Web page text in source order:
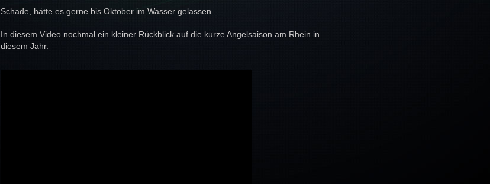
Schade, hätte es gerne bis Oktober im Wasser gelassen.
In diesem Video nochmal ein kleiner Rückblick auf die kurze Angelsaison am Rhein in
diesem Jahr.